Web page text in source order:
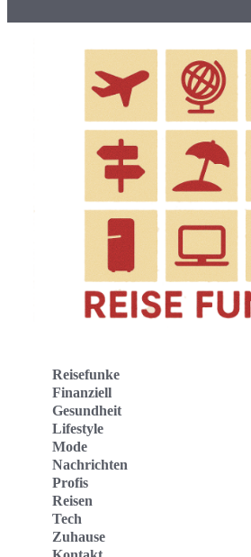
Reisefunke
Finanziell
Gesundheit
Lifestyle
Mode
Nachrichten
Profis
Reisen
Tech
Zuhause